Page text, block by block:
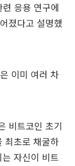
응용 연구에
졌다고 설명했
이미 여러 차
비트코인 초기
최초로 채굴하
자신이 비트